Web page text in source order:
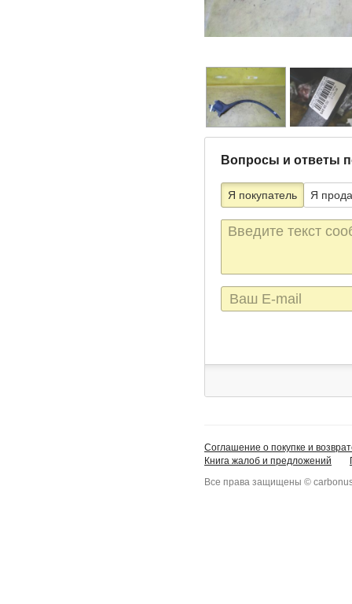
Вопросы и ответы
Я покупатель Я
Текст
сообщения
E-
mail
Соглашение о покупке и
Книга жалоб и предложений
Все права защищены ©